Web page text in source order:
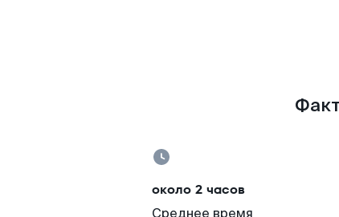
около 2 часов
Среднее время